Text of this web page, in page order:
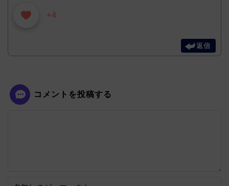
+4
返信
コメントを投稿する